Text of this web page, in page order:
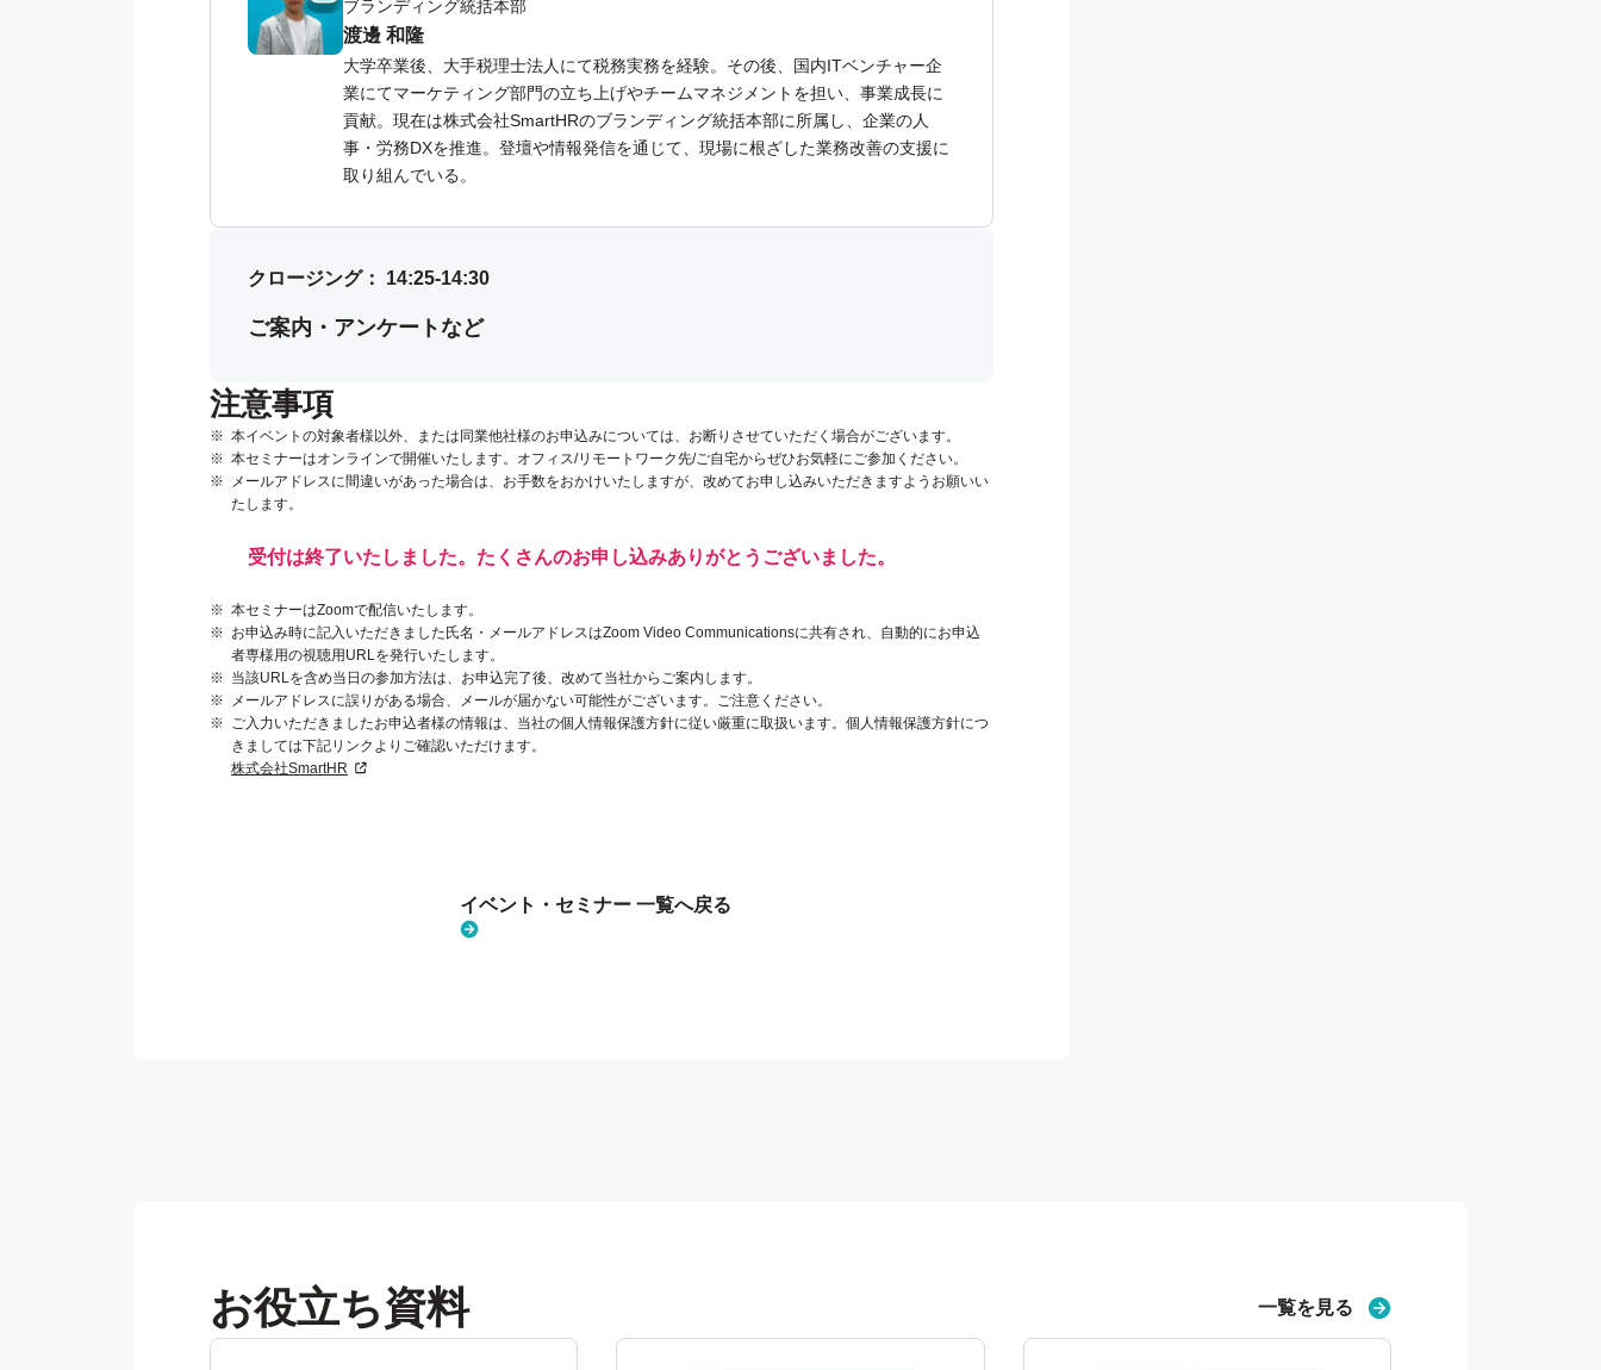
ブランディング統括本部
渡邊 和隆
大学卒業後、大手税理士法人にて税務実務を経験。その後、国内ITベンチャー企
業にてマーケティング部門の立ち上げやチームマネジメントを担い、事業成長に
貢献。現在は株式会社SmartHRのブランディング統括本部に所属し、企業の人
事・労務DXを推進。登壇や情報発信を通じて、現場に根ざした業務改善の支援に
取り組んでいる。
クロージング： 14:25-14:30
ご案内・アンケートなど
注意事項
本イベントの対象者様以外、または同業他社様のお申込みについては、お断りさせていただく場合がございます。
本セミナーはオンラインで開催いたします。オフィス/リモートワーク先/ご自宅からぜひお気軽にご参加ください。
メールアドレスに間違いがあった場合は、お手数をおかけいたしますが、改めてお申し込みいただきますようお願いい
たします。
受付は終了いたしました。たくさんのお申し込みありがとうございました。
本セミナーはZoomで配信いたします。
お申込み時に記入いただきました氏名・メールアドレスはZoom Video Communicationsに共有され、自動的にお申込
者専様用の視聴用URLを発行いたします。
当該URLを含め当日の参加方法は、お申込完了後、改めて当社からご案内します。
メールアドレスに誤りがある場合、メールが届かない可能性がございます。ご注意ください。
ご入力いただきましたお申込者様の情報は、当社の個人情報保護方針に従い厳重に取扱います。個人情報保護方針につ
きましては下記リンクよりご確認いただけます。
株式会社SmartHR
イベント・セミナー 一覧へ戻る
お役立ち資料 一覧を見る